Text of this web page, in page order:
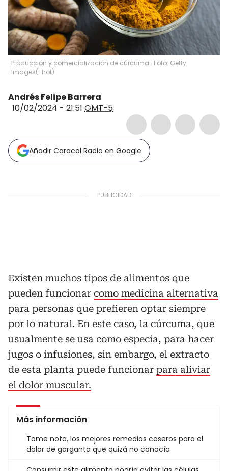
Producción y comercialización de cúrcuma . Foto: Getty
Images(Thot)
Andrés Felipe Barrera
10/02/2024 - 21:51 GMT-5
Añadir Caracol Radio en Google
Existen muchos tipos de alimentos que
pueden funcionar como medicina alternativa
para personas que prefieren optar siempre
por lo natural. En este caso, la cúrcuma, que
usualmente se usa como especia, para hacer
jugos o infusiones, sin embargo, el extracto
de esta planta puede funcionar para aliviar
el dolor muscular.
Más información
Tome nota, los mejores remedios caseros para el
dolor de garganta que quizá no conocía